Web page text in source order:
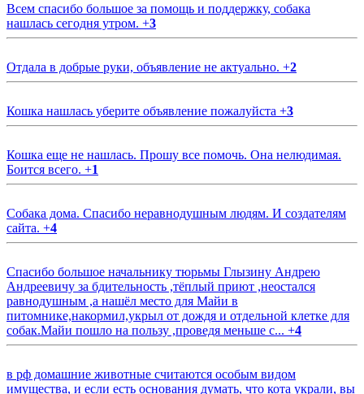
Всем спасибо большое за помощь и поддержку, собака
нашлась сегодня утром. +3
Отдала в добрые руки, объявление не актуально. +2
Кошка нашлась уберите объявление пожалуйста +3
Кошка еще не нашлась. Прошу все помочь. Она нелюдимая.
Боится всего. +1
Собака дома. Спасибо неравнодушным людям. И создателям
сайта. +4
Спасибо большое начальнику тюрьмы Глызину Андрею
Андреевичу за бдительность ,тёплый приют ,неостался
равнодушным ,а нашёл место для Майи в
питомнике,накормил,укрыл от дождя и отдельной клетке для
собак.Майи пошло на пользу ,проведя меньше с... +4
в рф домашние животные считаются особым видом
имущества, и если есть основания думать, что кота украли, вы